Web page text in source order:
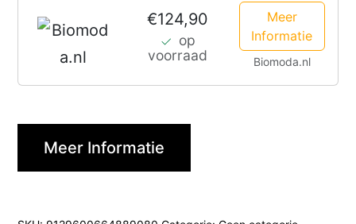
€124,90
op
voorraad
Meer
Informatie
Biomoda.nl
Meer Informatie